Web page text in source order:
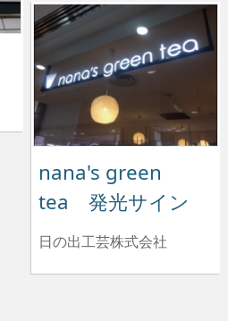
nana's green
tea 発光サイン
日の出工芸株式会社